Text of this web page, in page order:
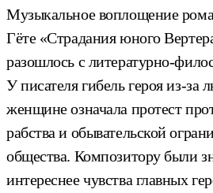
Музыкальное воплощение
Гёте «Страдания юного
разошлось с литературно-
У писателя гибель героя из-за
женщине означала протест
рабства и обывательской
общества. Композитору были
интереснее чувства главных